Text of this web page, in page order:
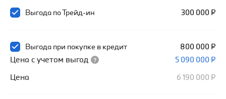
300 000 ₽
Выгода по Трейд-ин
800 000 ₽
Выгода при покупке в кредит
Цена с учетом выгод 5 090 000 ₽
Цена 6 190 000 ₽